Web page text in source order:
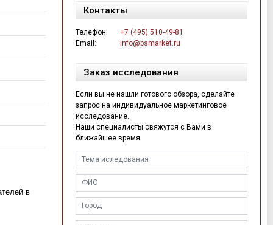
в
Контакты
Телефон:
+7 (495) 510-49-81
Email:
info@bsmarket.ru
Заказ исследования
Если вы не нашли готового обзора, сделайте
запрос на индивидуальное маркетинговое
исследование.
Наши специалисты свяжутся с Вами в
ближайшее время.